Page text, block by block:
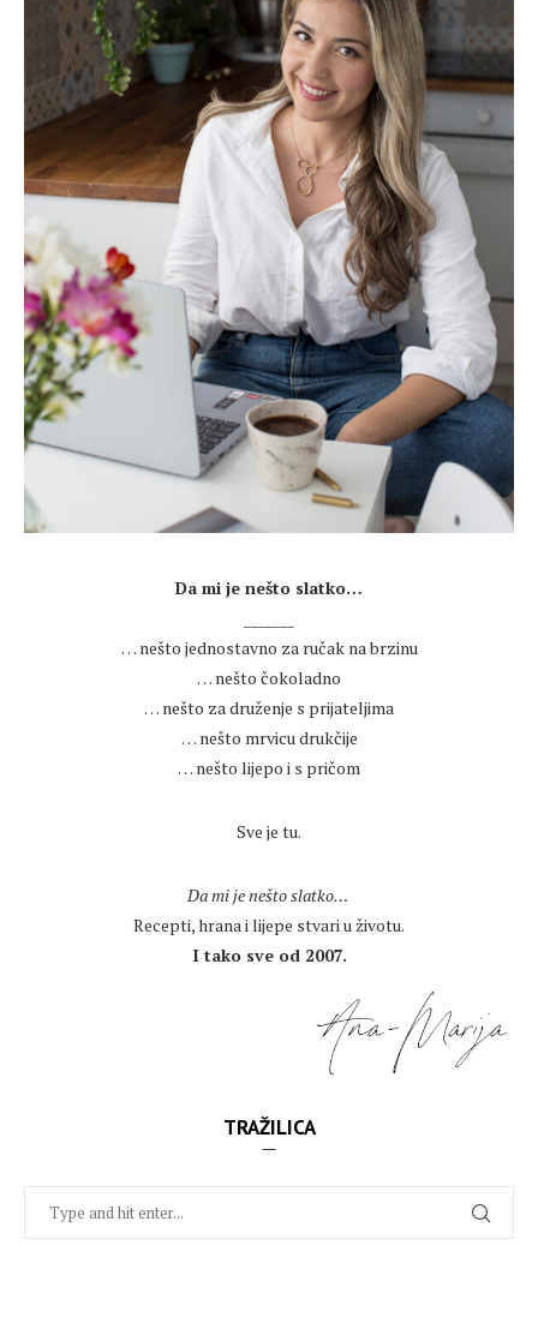
Da mi je nešto slatko…
… nešto jednostavno za ručak na brzinu
… nešto čokoladno
… nešto za druženje s prijateljima
… nešto mrvicu drukčije
… nešto lijepo i s pričom
Sve je tu.
Da mi je nešto slatko…
Recepti, hrana i lijepe stvari u životu.
I tako sve od 2007.
TRAŽILICA